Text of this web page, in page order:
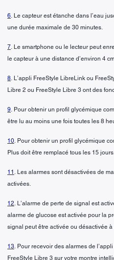
6. Le capteur est étanche dans l’eau
une durée maximale de 30 minutes.
7. Le smartphone ou le lecteur peut
le capteur à une distance d’environ 4
8. L’appli FreeStyle LibreLink ou
Libre 2 ou FreeStyle Libre 3 ont des
9. Pour obtenir un profil glycémique
être lu au moins une fois toutes les 8
10. Pour obtenir un profil glycémique
Plus doit être remplacé tous les 15
11 . Les alarmes sont désactivées de
activées.
12. L’alarme de perte de signal est
alarme de glucose est activée pour la
signal peut être activée ou désactivée à
13. Pour recevoir des alarmes de
FreeStyle Libre 3 sur votre montre